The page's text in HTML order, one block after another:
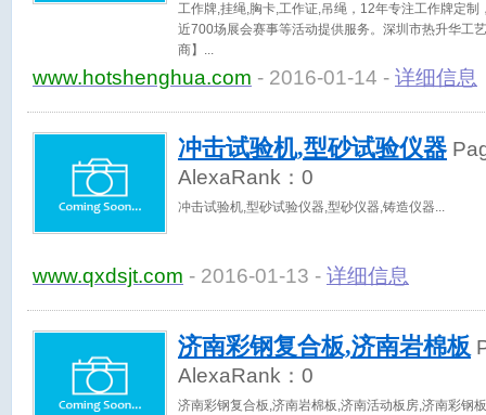
工作牌,挂绳,胸卡,工作证,吊绳，12年专注工作牌定
近700场展会赛事等活动提供服务。深圳市热升华工
商】
www.hotshenghua.com - 2016-01-14 - 详细信息
冲击试验机,型砂试验仪器
AlexaRank： 0
冲击试验机,型砂试验仪器,型砂仪器,铸造仪器
www.qxdsjt.com - 2016-01-13 - 详细信息
济南彩钢复合板,济南岩棉板
AlexaRank： 0
济南彩钢复合板,济南岩棉板,济南活动板房,济南彩钢板